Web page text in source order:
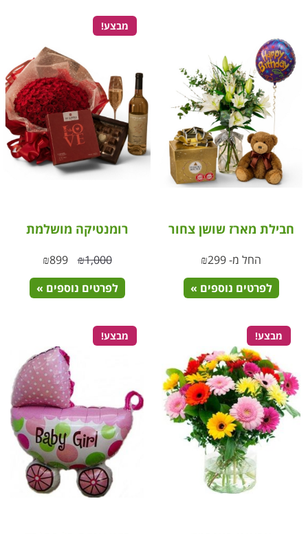
חבילת מארז שושן צחור
החל מ- ₪299
לפרטים נוספים »
מבצע!
רומנטיקה מושלמת
₪1,000
₪899
לפרטים נוספים »
מבצע! מבצע!